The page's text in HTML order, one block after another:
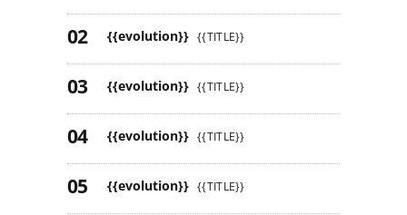
{{evolution}} {{TITLE}}
{{evolution}} {{TITLE}}
{{evolution}} {{TITLE}}
{{evolution}} {{TITLE}}